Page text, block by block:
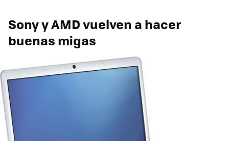
Sony y AMD vuelven a hacer
buenas migas